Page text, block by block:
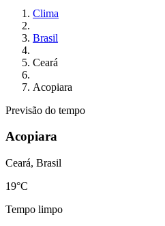
Clima
Brasil
Ceará
Acopiara
Previsão do tempo
Acopiara
Ceará, Brasil
19°C
Tempo limpo